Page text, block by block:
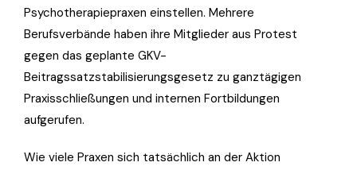
Psychotherapiepraxen einstellen. Mehrere
Berufsverbände haben ihre Mitglieder aus Protest
gegen das geplante GKV-
Beitragssatzstabilisierungsgesetz zu ganztägigen
Praxisschließungen und internen Fortbildungen
aufgerufen.
Wie viele Praxen sich tatsächlich an der Aktion